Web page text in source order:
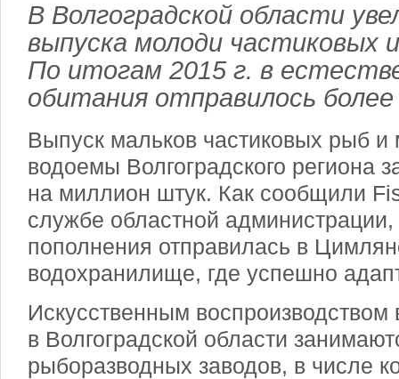
В Волгоградской области
выпуска молоди частиковых
По итогам 2015 г. в
обитания отправилось
Выпуск мальков частиковых рыб и
водоемы Волгоградского региона
на миллион штук. Как сообщили
службе областной администрации,
пополнения отправилась в
водохранилище, где успешно
Искусственным
в Волгоградской области
рыборазводных заводов, в числе